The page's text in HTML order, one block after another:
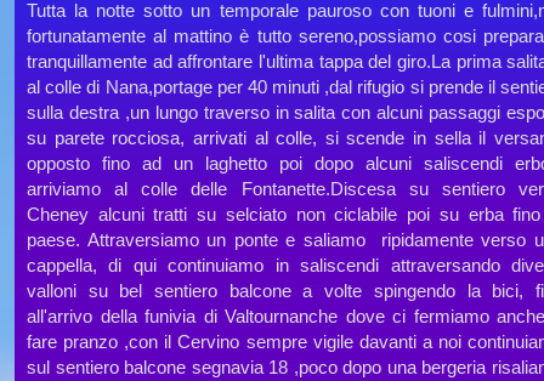
Tutta la notte sotto un temporale pauroso con tuoni e
fortunatamente al mattino è tutto sereno,possiamo cosi
tranquillamente ad affrontare l'ultima tappa del giro.La prima
al colle di Nana,portage per 40 minuti ,dal rifugio si prende il
sulla destra ,un lungo traverso in salita con alcuni passaggi
su parete rocciosa, arrivati al colle, si scende in sella il
opposto fino ad un laghetto poi dopo alcuni saliscendi
arriviamo al colle delle Fontanette.Discesa su sentiero
Cheney alcuni tratti su selciato non ciclabile poi su erba
paese. Attraversiamo un ponte e saliamo ripidamente verso
cappella, di qui continuiamo in saliscendi attraversando
valloni su bel sentiero balcone a volte spingendo la bici,
all'arrivo della funivia di Valtournanche dove ci fermiamo
fare pranzo ,con il Cervino sempre vigile davanti a noi
sul sentiero balcone segnavia 18 ,poco dopo una bergeria